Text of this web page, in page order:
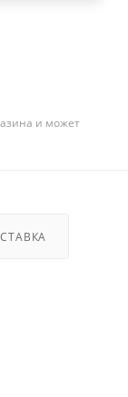
и может